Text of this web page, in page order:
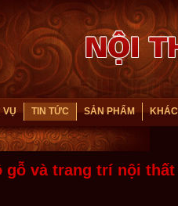
VỤ TIN TỨC SẢN PHẨM
và trang trí nội